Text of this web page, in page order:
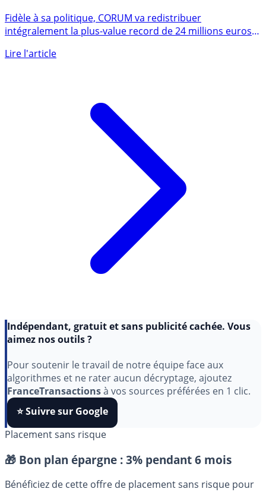
vente d’un bien immobilier en Allemagne : 18,5
millions euros nets
Fidèle à sa politique, CORUM va redistribuer
intégralement la plus-value record de 24 millions euros
aimez nos outils ?
Pour soutenir le travail de notre équipe face aux
algorithmes et ne rater aucun décryptage, ajoutez
FranceTransactionsà vos sources préférées en 1 clic.
⭐️ Suivre sur Google
Placement sans risque
🎁 Bon plan épargne : 3% pendant 6 mois